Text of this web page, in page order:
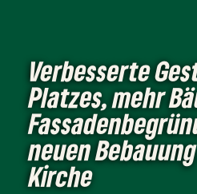
Verbesserte
Platzes, mehr
neuen
Kirche